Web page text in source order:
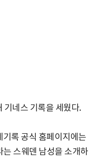
기네스 기록을 세웠다.
록 공식 홈페이지에는
스웨덴 남성을 소개하